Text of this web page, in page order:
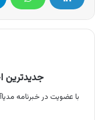
جدیدترین
با عضویت در خبرنامه